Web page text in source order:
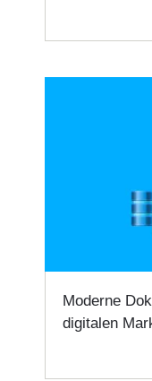
Moderne
digitalen